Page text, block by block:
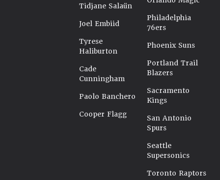
Tidjane Salaün
Joel Embiid
Tyrese
Haliburton
Cade
Cunningham
Paolo Banchero
Cooper Flagg
Philadelphia
76ers
Phoenix Suns
Portland Trail
Blazers
Sacramento
Kings
San Antonio
Spurs
Seattle
Supersonics
Toronto Raptors